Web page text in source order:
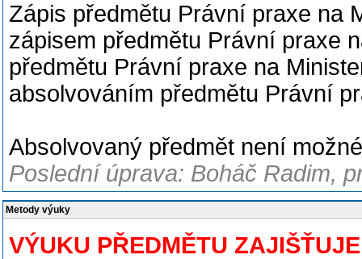
Zápis předmětu Právní praxe na
zápisem předmětu Právní praxe
předmětu Právní praxe na
absolvováním předmětu Právní
Absolvovaný předmět není
Poslední úprava: Boháč Radim,
Metody výuky
VÝUKU PŘEDMĚTU